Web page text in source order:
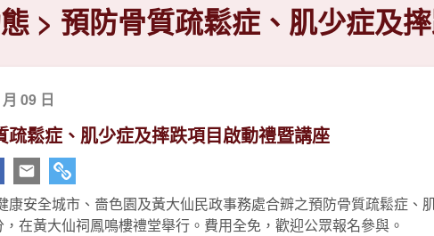
預防骨質疏鬆症、肌少症及
09 日
疏鬆症、肌少症及摔跌項目啟動禮暨講座
康安全城市、嗇色園及黃大仙民政事務處合辧之預防骨質疏鬆症
在黃大仙祠鳳鳴樓禮堂舉行。費用全免，歡迎公眾報名參與。